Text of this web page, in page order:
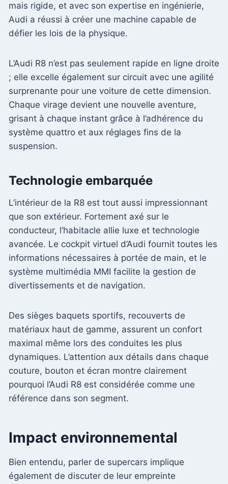
mais rigide, et avec son expertise en ingénierie,
Audi a réussi à créer une machine capable de
défier les lois de la physique.
L’Audi R8 n’est pas seulement rapide en ligne droite
; elle excelle également sur circuit avec une agilité
surprenante pour une voiture de cette dimension.
Chaque virage devient une nouvelle aventure,
grisant à chaque instant grâce à l’adhérence du
système quattro et aux réglages fins de la
suspension.
Technologie embarquée
L’intérieur de la R8 est tout aussi impressionnant
que son extérieur. Fortement axé sur le
conducteur, l’habitacle allie luxe et technologie
avancée. Le cockpit virtuel d’Audi fournit toutes les
informations nécessaires à portée de main, et le
système multimédia MMI facilite la gestion de
divertissements et de navigation.
Des sièges baquets sportifs, recouverts de
matériaux haut de gamme, assurent un confort
maximal même lors des conduites les plus
dynamiques. L’attention aux détails dans chaque
couture, bouton et écran montre clairement
pourquoi l’Audi R8 est considérée comme une
référence dans son segment.
Impact environnemental
Bien entendu, parler de supercars implique
également de discuter de leur empreinte